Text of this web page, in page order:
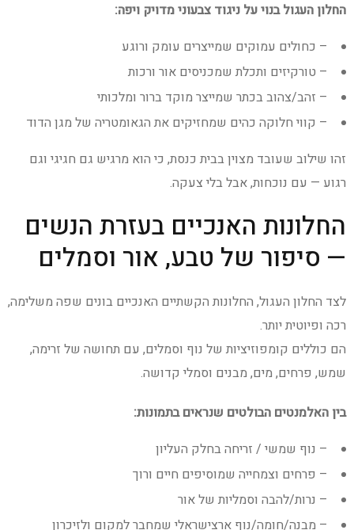
החלון העגול בנוי על ניגוד צבעוני מדויק ויפה:
– כחולים עמוקים שמייצרים עומק ורוגע
– טורקיזים ותכלת שמכניסים אור ורכות
– זהב/צהוב בכתר שמייצר מוקד ברור ומלכותי
– קווי חלוקה כהים שמחזיקים את הגאומטריה של מגן הדוד
זהו שילוב שעובד מצוין בבית כנסת, כי הוא מרגיש גם חגיגי וגם
רגוע — עם נוכחות, אבל בלי צעקה.
החלונות האנכיים בעזרת הנשים
— סיפור של טבע, אור וסמלים
לצד החלון העגול, החלונות הקשתיים האנכיים בונים שפה משלימה,
רכה ופיוטית יותר.
הם כוללים קומפוזיציות של נוף וסמלים, עם תחושה של זרימה,
שמש, פרחים, מים, מבנים וסמלי קדושה.
בין האלמנטים הבולטים שנראים בתמונות:
– נוף שמשי / זריחה בחלק העליון
– פרחים וצמחייה שמוסיפים חיים ורוך
– נרות/להבה וסמליות של אור
– מבנה/חומה/נוף ארצישראלי שמחבר למקום ולזיכרון